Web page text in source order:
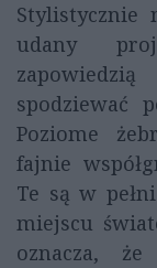
Stylistycznie
udany
spodziewać
Poziome
fajnie
Te są w
miejscu
oznacza,